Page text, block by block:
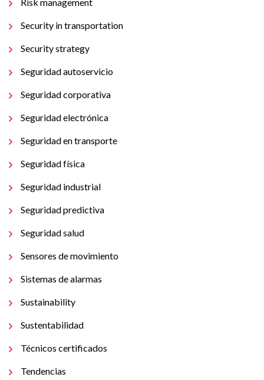
Security in transportation
Security strategy
Seguridad autoservicio
Seguridad corporativa
Seguridad electrónica
Seguridad en transporte
Seguridad física
Seguridad industrial
Seguridad predictiva
Seguridad salud
Sensores de movimiento
Sistemas de alarmas
Sustainability
Sustentabilidad
Técnicos certificados
Tendencias